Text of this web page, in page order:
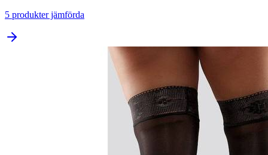
5 produkter jämförda